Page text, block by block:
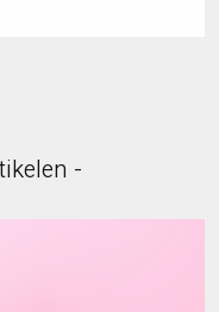
-